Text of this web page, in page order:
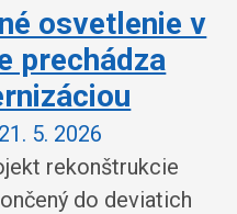
osvetlenie v
prechádza
21. 5. 2026
rekonštrukcie
do deviatich